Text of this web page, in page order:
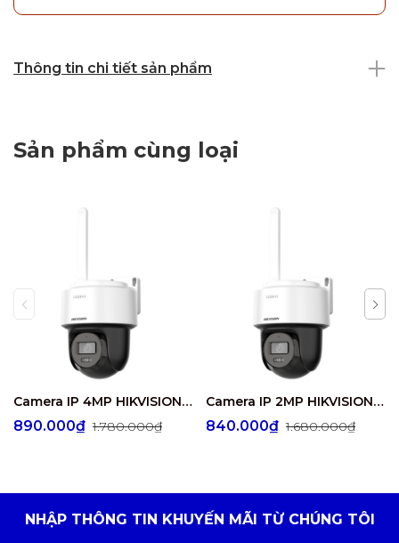
Thông tin chi tiết sản phẩm
Sản phẩm cùng loại
Camera IP 4MP HIKVISION DS-2DE2C400MWG/W
890.000₫1.780.000₫
Camera IP 2MP HIKVISION DS-2DE2C200MWG/W
840.000₫1.680.000₫
NHẬP THÔNG TIN KHUYẾN MÃI TỪ CHÚNG TÔI